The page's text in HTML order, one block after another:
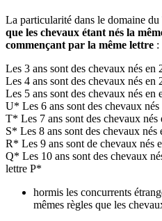
La particularité dans le domaine
que les chevaux étant nés la
commençant par la même lettre :
Les 3 ans sont des chevaux nés
Les 4 ans sont des chevaux nés
Les 5 ans sont des chevaux nés
U* Les 6 ans sont des chevaux
T* Les 7 ans sont des chevaux
S* Les 8 ans sont des chevaux
R* Les 9 ans sont de chevaux nés
Q* Les 10 ans sont des chevaux
lettre P*
hormis les concurrents
mêmes règles que les